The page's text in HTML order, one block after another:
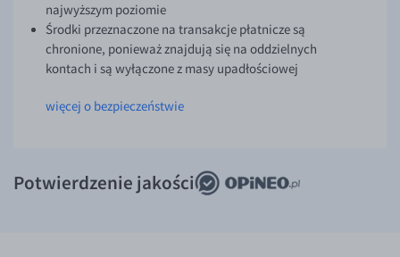
najwyższym poziomie
Środki przeznaczone na transakcje płatnicze są
chronione, ponieważ znajdują się na oddzielnych
kontach i są wyłączone z masy upadłościowej
więcej o bezpieczeństwie
Potwierdzenie jakości